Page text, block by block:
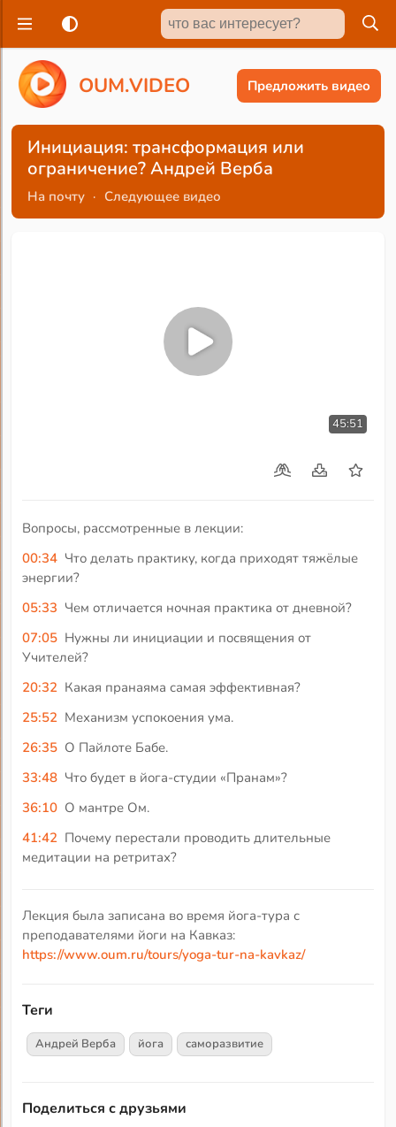
OUM.VIDEO Предложить видео
Инициация: трансформация или
ограничение? Андрей Верба
На почту · Следующее видео
45:51
Вопросы, рассмотренные в лекции:
00:34 Что делать практику, когда приходят тяжёлые
энергии?
05:33 Чем отличается ночная практика от дневной?
07:05 Нужны ли инициации и посвящения от
Учителей?
20:32 Какая пранаяма самая эффективная?
25:52 Механизм успокоения ума.
26:35 О Пайлоте Бабе.
33:48 Что будет в йога-студии «Пранам»?
36:10 О мантре Ом.
41:42 Почему перестали проводить длительные
медитации на ретритах?
Лекция была записана во время йога-тура с
преподавателями йоги на Кавказ:
https://www.oum.ru/tours/yoga-tur-na-kavkaz/
Теги
Андрей Верба йога саморазвитие
Поделиться с друзьями